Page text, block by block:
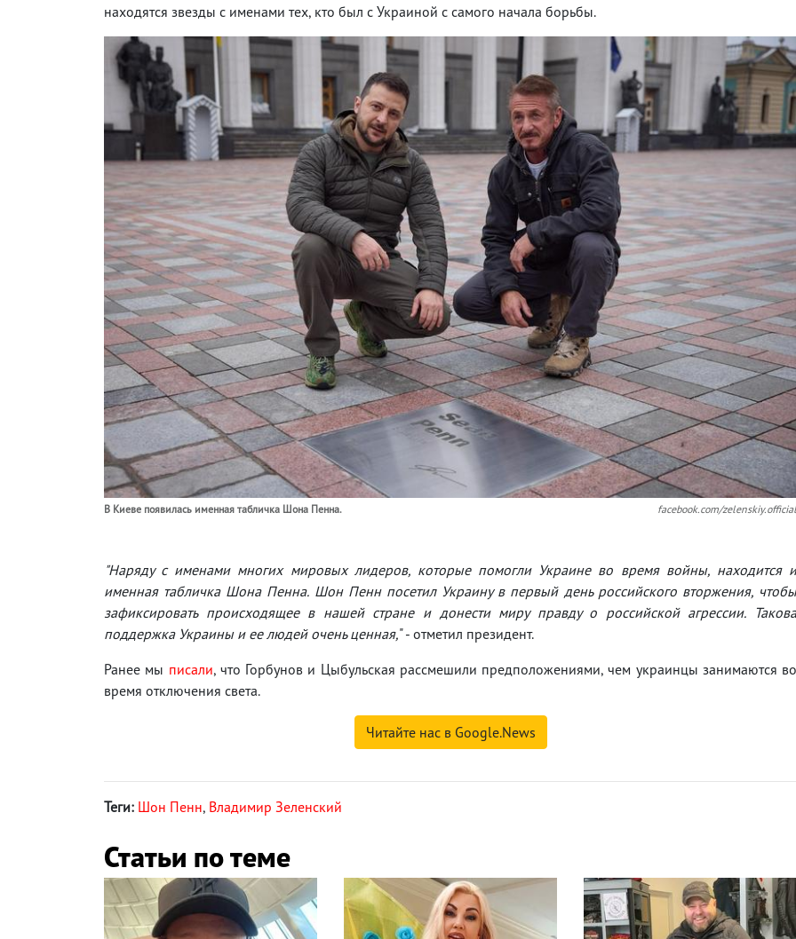
находятся звезды с именами тех, кто был с Украиной с самого начала борьбы.
В Киеве появилась именная табличка Шона Пенна. facebook.com/zelenskiy.official
"Наряду с именами многих мировых лидеров, которые помогли Украине во время войны, находится и
именная табличка Шона Пенна. Шон Пенн посетил Украину в первый день российского вторжения, чтобы
зафиксировать происходящее в нашей стране и донести миру правду о российской агрессии. Такова
поддержка Украины и ее людей очень ценная," - отметил президент.
Ранее мы писали, что Горбунов и Цыбульская рассмешили предположениями, чем украинцы занимаются во
время отключения света.
Читайте нас в Google.News
Теги: Шон Пенн, Владимир Зеленский
Статьи по теме